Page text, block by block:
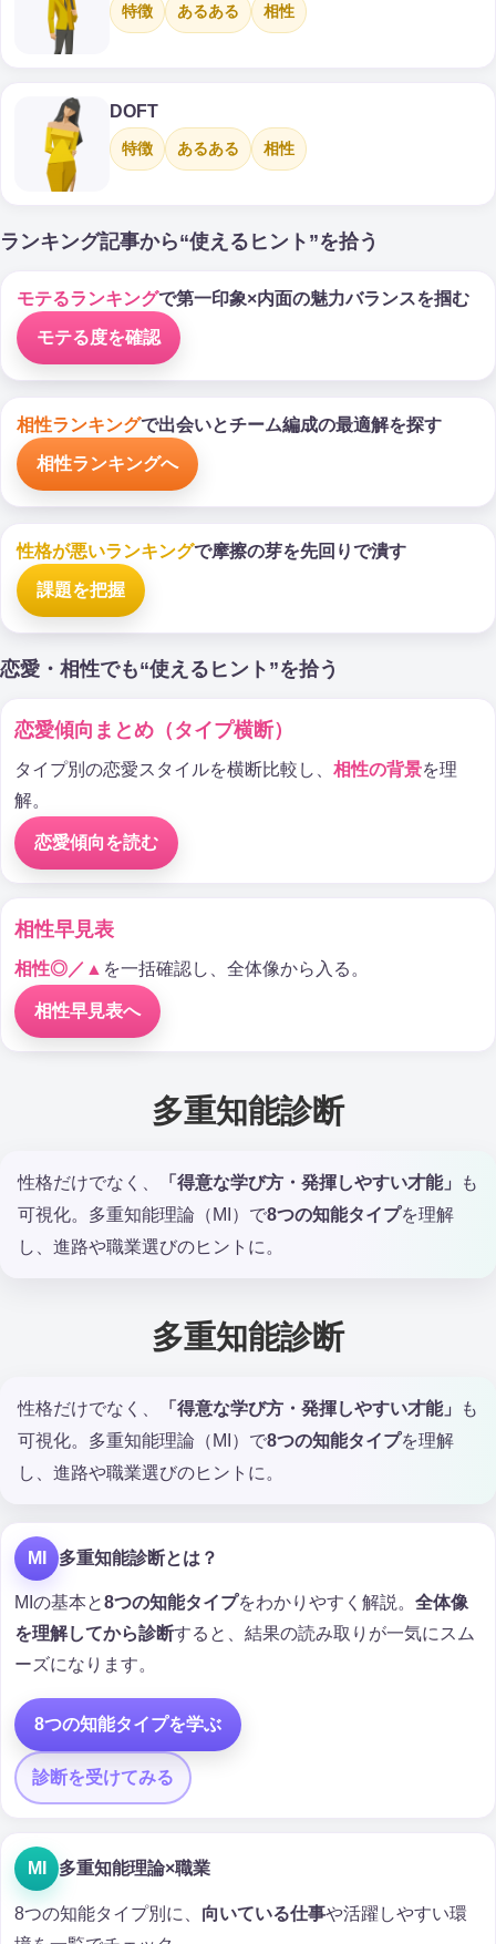
特徴 あるある 相性
DOFT
特徴 あるある 相性
ランキング記事から“使えるヒント”を拾う
モテるランキングで第一印象×内面の魅力バランスを掴む
モテる度を確認
相性ランキングで出会いとチーム編成の最適解を探す
相性ランキングへ
性格が悪いランキングで摩擦の芽を先回りで潰す
課題を把握
恋愛・相性でも“使えるヒント”を拾う
恋愛傾向まとめ（タイプ横断）
タイプ別の恋愛スタイルを横断比較し、 相性の背景を理
解。
恋愛傾向を読む
相性早見表
相性◎／▲ を一括確認し、全体像から入る。
相性早見表へ
多重知能診断
性格だけでなく、 「得意な学び方・発揮しやすい才能」
も
可視化。多重知能理論（MI）で8つの知能タイプを理解
し、進路や職業選びのヒントに。
多重知能診断
性格だけでなく、 「得意な学び方・発揮しやすい才能」
も
可視化。多重知能理論（MI）で8つの知能タイプを理解
し、進路や職業選びのヒントに。
MI 多重知能診断とは？
MIの基本と8つの知能タイプをわかりやすく解説。 全体像
を理解してから診断すると、結果の読み取りが一気にスム
ーズになります。
8つの知能タイプを学ぶ
診断を受けてみる
MI 多重知能理論×職業
8つの知能タイプ別に、 向いている仕事や活躍しやすい環